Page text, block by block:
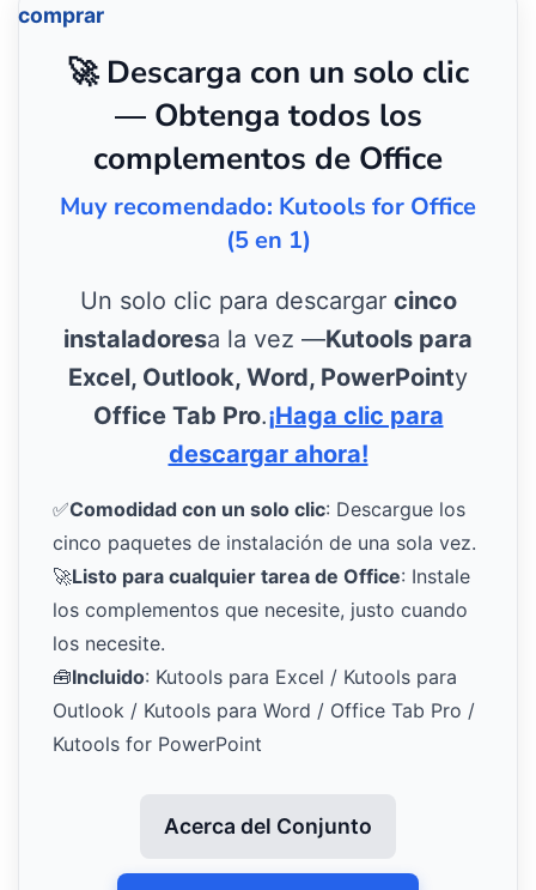
comprar
🚀 Descarga con un solo clic
— Obtenga todos los
complementos de Office
Muy recomendado: Kutools for Office
(5 en 1)
Un solo clic para descargar cinco
instaladoresa la vez —Kutools para
Excel, Outlook, Word, PowerPointy
Office Tab Pro.¡Haga clic para
descargar ahora!
✅Comodidad con un solo clic: Descargue los
cinco paquetes de instalación de una sola vez.
🚀Listo para cualquier tarea de Office: Instale
los complementos que necesite, justo cuando
los necesite.
🧰Incluido: Kutools para Excel / Kutools para
Outlook / Kutools para Word / Office Tab Pro /
Kutools for PowerPoint
Acerca del Conjunto